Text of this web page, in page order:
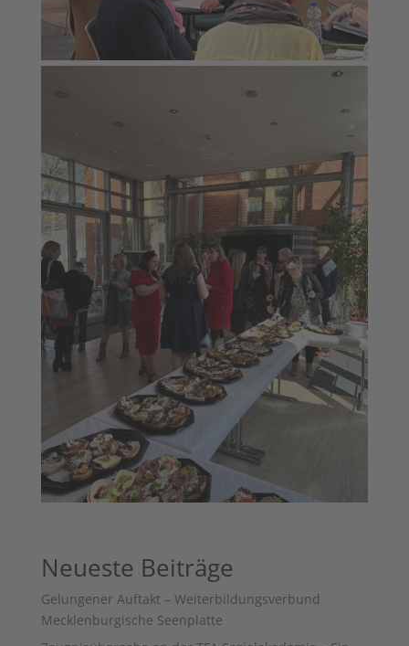
Neueste Beiträge
Gelungener Auftakt – Weiterbildungsverbund
Mecklenburgische Seenplatte